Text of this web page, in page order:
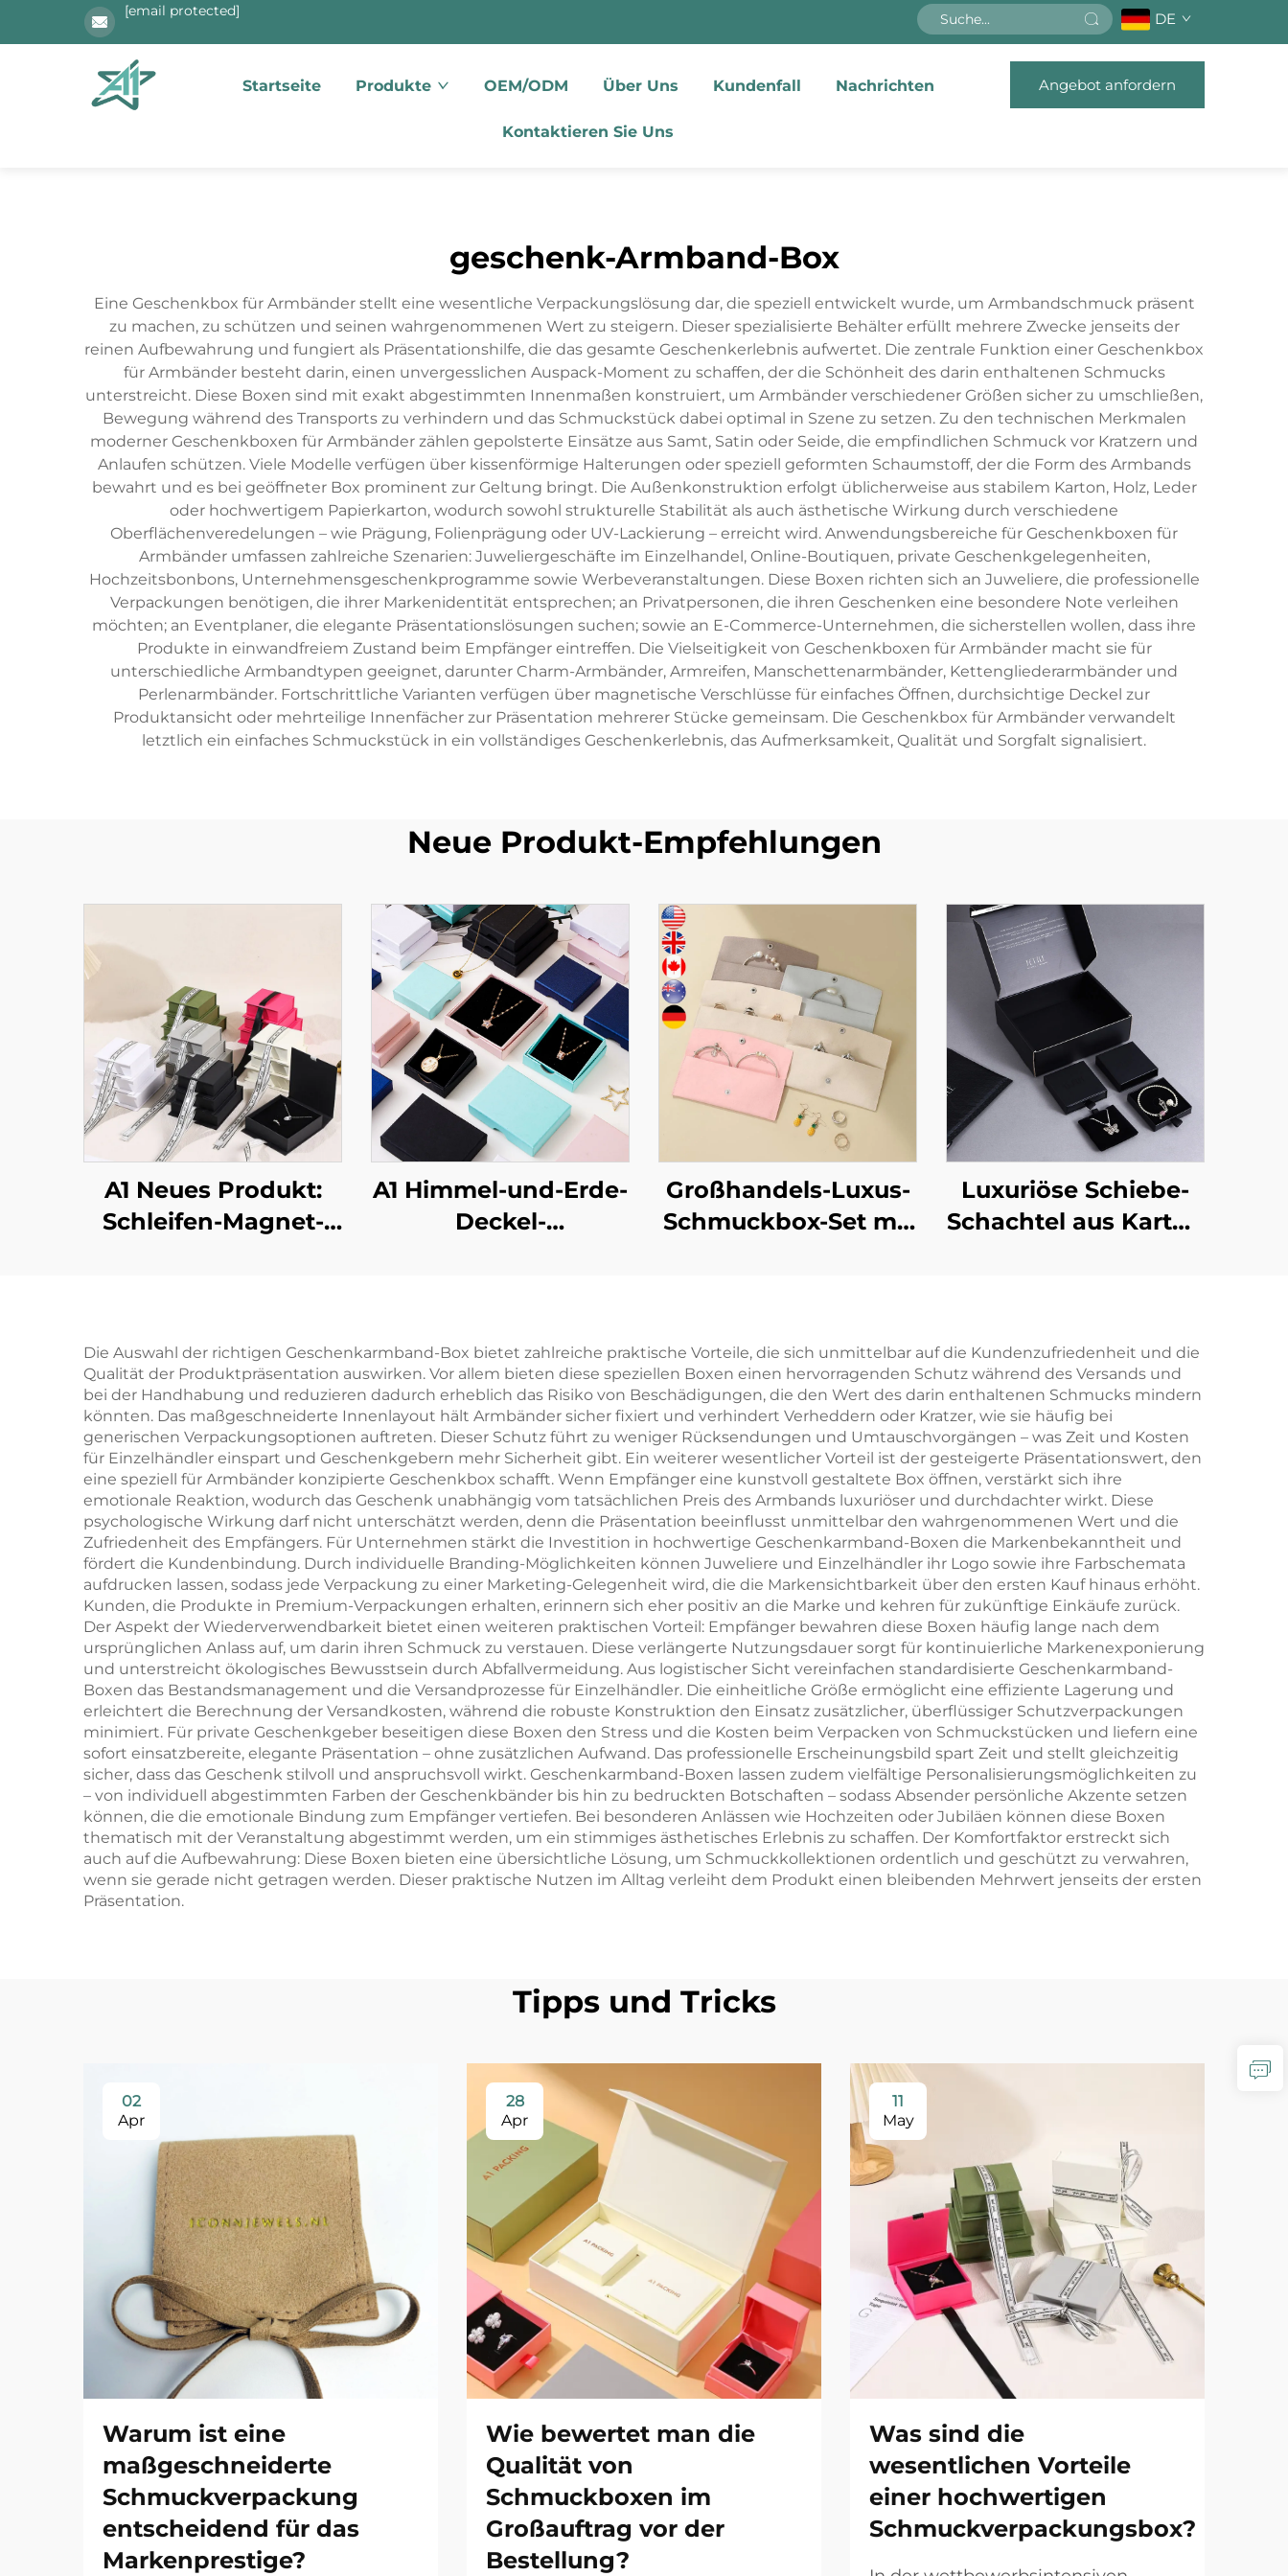
[email protected] DE
Startseite Produkte OEM/ODM Über Uns Kundenfall Nachrichten
Kontaktieren Sie Uns
Angebot anfordern
geschenk-Armband-Box
Eine Geschenkbox für Armbänder stellt eine wesentliche Verpackungslösung dar, die speziell entwickelt wurde, um Armbandschmuck präsent
zu machen, zu schützen und seinen wahrgenommenen Wert zu steigern. Dieser spezialisierte Behälter erfüllt mehrere Zwecke jenseits der
reinen Aufbewahrung und fungiert als Präsentationshilfe, die das gesamte Geschenkerlebnis aufwertet. Die zentrale Funktion einer Geschenkbox
für Armbänder besteht darin, einen unvergesslichen Auspack-Moment zu schaffen, der die Schönheit des darin enthaltenen Schmucks
unterstreicht. Diese Boxen sind mit exakt abgestimmten Innenmaßen konstruiert, um Armbänder verschiedener Größen sicher zu umschließen,
Bewegung während des Transports zu verhindern und das Schmuckstück dabei optimal in Szene zu setzen. Zu den technischen Merkmalen
moderner Geschenkboxen für Armbänder zählen gepolsterte Einsätze aus Samt, Satin oder Seide, die empfindlichen Schmuck vor Kratzern und
Anlaufen schützen. Viele Modelle verfügen über kissenförmige Halterungen oder speziell geformten Schaumstoff, der die Form des Armbands
bewahrt und es bei geöffneter Box prominent zur Geltung bringt. Die Außenkonstruktion erfolgt üblicherweise aus stabilem Karton, Holz, Leder
oder hochwertigem Papierkarton, wodurch sowohl strukturelle Stabilität als auch ästhetische Wirkung durch verschiedene
Oberflächenveredelungen – wie Prägung, Folienprägung oder UV-Lackierung – erreicht wird. Anwendungsbereiche für Geschenkboxen für
Armbänder umfassen zahlreiche Szenarien: Juweliergeschäfte im Einzelhandel, Online-Boutiquen, private Geschenkgelegenheiten,
Hochzeitsbonbons, Unternehmensgeschenkprogramme sowie Werbeveranstaltungen. Diese Boxen richten sich an Juweliere, die professionelle
Verpackungen benötigen, die ihrer Markenidentität entsprechen; an Privatpersonen, die ihren Geschenken eine besondere Note verleihen
möchten; an Eventplaner, die elegante Präsentationslösungen suchen; sowie an E-Commerce-Unternehmen, die sicherstellen wollen, dass ihre
Produkte in einwandfreiem Zustand beim Empfänger eintreffen. Die Vielseitigkeit von Geschenkboxen für Armbänder macht sie für
unterschiedliche Armbandtypen geeignet, darunter Charm-Armbänder, Armreifen, Manschettenarmbänder, Kettengliederarmbänder und
Perlenarmbänder. Fortschrittliche Varianten verfügen über magnetische Verschlüsse für einfaches Öffnen, durchsichtige Deckel zur
Produktansicht oder mehrteilige Innenfächer zur Präsentation mehrerer Stücke gemeinsam. Die Geschenkbox für Armbänder verwandelt
letztlich ein einfaches Schmuckstück in ein vollständiges Geschenkerlebnis, das Aufmerksamkeit, Qualität und Sorgfalt signalisiert.
Neue Produkt-Empfehlungen
A1 Neues Produkt:
Schleifen-Magnet-
Schmuck, Ringe,
Uhren, Halsketten
und Ohrringe mit
Logo
A1 Himmel-und-Erde-
Deckel-
kundenspezifische
Größe und Form,
Artpapier-/Karton-
Material – punktuelle
Großhandelsverfügbarkeit
Großhandels-Luxus-
Schmuckbox-Set mit
und Ohrringe mit
Schublade,
personalisierte
Geschenkbox im
Großpack
Luxuriöse Schiebe-
Schachtel aus Karton
Bandgriff zur
Verpackung von
Halsketten, Ringen,
Ohrringen und
Armbändern
Die Auswahl der richtigen Geschenkarmband-Box bietet zahlreiche praktische Vorteile, die sich unmittelbar auf die Kundenzufriedenheit und die
Qualität der Produktpräsentation auswirken. Vor allem bieten diese speziellen Boxen einen hervorragenden Schutz während des Versands und
bei der Handhabung und reduzieren dadurch erheblich das Risiko von Beschädigungen, die den Wert des darin enthaltenen Schmucks mindern
könnten. Das maßgeschneiderte Innenlayout hält Armbänder sicher fixiert und verhindert Verheddern oder Kratzer, wie sie häufig bei
generischen Verpackungsoptionen auftreten. Dieser Schutz führt zu weniger Rücksendungen und Umtauschvorgängen – was Zeit und Kosten
für Einzelhändler einspart und Geschenkgebern mehr Sicherheit gibt. Ein weiterer wesentlicher Vorteil ist der gesteigerte Präsentationswert, den
eine speziell für Armbänder konzipierte Geschenkbox schafft. Wenn Empfänger eine kunstvoll gestaltete Box öffnen, verstärkt sich ihre
emotionale Reaktion, wodurch das Geschenk unabhängig vom tatsächlichen Preis des Armbands luxuriöser und durchdachter wirkt. Diese
psychologische Wirkung darf nicht unterschätzt werden, denn die Präsentation beeinflusst unmittelbar den wahrgenommenen Wert und die
Zufriedenheit des Empfängers. Für Unternehmen stärkt die Investition in hochwertige Geschenkarmband-Boxen die Markenbekanntheit und
fördert die Kundenbindung. Durch individuelle Branding-Möglichkeiten können Juweliere und Einzelhändler ihr Logo sowie ihre Farbschemata
aufdrucken lassen, sodass jede Verpackung zu einer Marketing-Gelegenheit wird, die die Markensichtbarkeit über den ersten Kauf hinaus erhöht.
Kunden, die Produkte in Premium-Verpackungen erhalten, erinnern sich eher positiv an die Marke und kehren für zukünftige Einkäufe zurück.
Der Aspekt der Wiederverwendbarkeit bietet einen weiteren praktischen Vorteil: Empfänger bewahren diese Boxen häufig lange nach dem
ursprünglichen Anlass auf, um darin ihren Schmuck zu verstauen. Diese verlängerte Nutzungsdauer sorgt für kontinuierliche Markenexponierung
und unterstreicht ökologisches Bewusstsein durch Abfallvermeidung. Aus logistischer Sicht vereinfachen standardisierte Geschenkarmband-
Boxen das Bestandsmanagement und die Versandprozesse für Einzelhändler. Die einheitliche Größe ermöglicht eine effiziente Lagerung und
erleichtert die Berechnung der Versandkosten, während die robuste Konstruktion den Einsatz zusätzlicher, überflüssiger Schutzverpackungen
minimiert. Für private Geschenkgeber beseitigen diese Boxen den Stress und die Kosten beim Verpacken von Schmuckstücken und liefern eine
sofort einsatzbereite, elegante Präsentation – ohne zusätzlichen Aufwand. Das professionelle Erscheinungsbild spart Zeit und stellt gleichzeitig
sicher, dass das Geschenk stilvoll und anspruchsvoll wirkt. Geschenkarmband-Boxen lassen zudem vielfältige Personalisierungsmöglichkeiten zu
– von individuell abgestimmten Farben der Geschenkbänder bis hin zu bedruckten Botschaften – sodass Absender persönliche Akzente setzen
können, die die emotionale Bindung zum Empfänger vertiefen. Bei besonderen Anlässen wie Hochzeiten oder Jubiläen können diese Boxen
thematisch mit der Veranstaltung abgestimmt werden, um ein stimmiges ästhetisches Erlebnis zu schaffen. Der Komfortfaktor erstreckt sich
auch auf die Aufbewahrung: Diese Boxen bieten eine übersichtliche Lösung, um Schmuckkollektionen ordentlich und geschützt zu verwahren,
wenn sie gerade nicht getragen werden. Dieser praktische Nutzen im Alltag verleiht dem Produkt einen bleibenden Mehrwert jenseits der ersten
Präsentation.
Tipps und Tricks
02
Apr
Warum ist eine
maßgeschneiderte
Schmuckverpackung
entscheidend für das
Markenprestige?
28
Apr
Wie bewertet man die
Qualität von
Schmuckboxen im
Großauftrag vor der
Bestellung?
11
May
Was sind die
wesentlichen Vorteile
einer hochwertigen
Schmuckverpackungsbox?